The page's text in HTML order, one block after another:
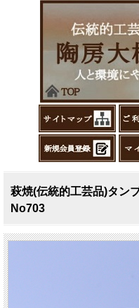
萩焼(伝統的工芸品)タン
No703